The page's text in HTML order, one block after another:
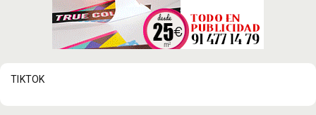
TIKTOK